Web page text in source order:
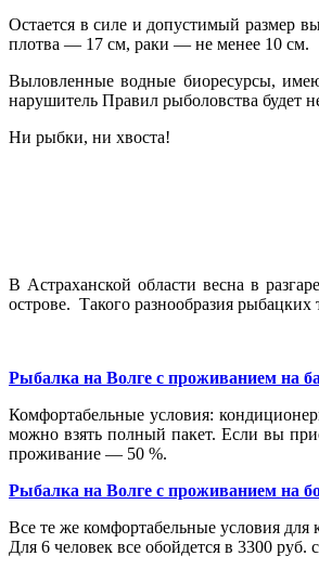
Остается в силе и допустимый размер
плотва — 17 см, раки — не менее 10 см.
Выловленные водные биоресурсы,
нарушитель Правил рыболовства будет
Ни рыбки, ни хвоста!
В Астраханской области весна в
острове. Такого разнообразия рыбацких
Рыбалка на Волге с проживанием на
Комфортабельные условия:
можно взять полный пакет. Если вы
проживание — 50 %.
Рыбалка на Волге с проживанием на
Все те же комфортабельные условия
Для 6 человек все обойдется в 3300